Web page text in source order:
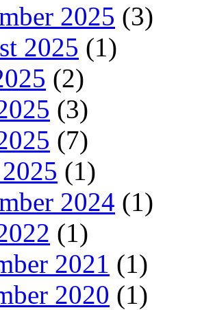
2025 (3)
2025 (1)
(2)
(3)
(7)
(1)
2024 (1)
(1)
2021 (1)
2020 (1)